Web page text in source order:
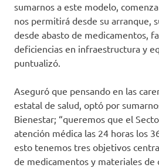
sumarnos a este modelo,
nos permitirá desde su arranque,
desde abasto de medicamentos,
deficiencias en infraestructura y
puntualizó.
Aseguró que pensando en las
estatal de salud, optó por
Bienestar; “queremos que el
atención médica las 24 horas los
esto tenemos tres objetivos
de medicamentos y materiales de